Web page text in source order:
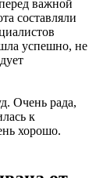
важной
составляли
успешно, не
Очень рада,
к
хорошо.